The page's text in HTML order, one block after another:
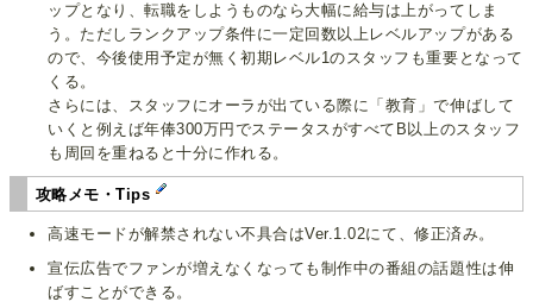
ップとなり、転職をしようものなら大幅に給与は上がってしま
う。ただしランクアップ条件に一定回数以上レベルアップがある
ので、今後使用予定が無く初期レベル1のスタッフも重要となって
くる。
さらには、スタッフにオーラが出ている際に「教育」で伸ばして
いくと例えば年俸300万円でステータスがすべてB以上のスタッフ
も周回を重ねると十分に作れる。
攻略メモ・Tips
高速モードが解禁されない不具合はVer.1.02にて、修正済み。
宣伝広告でファンが増えなくなっても制作中の番組の話題性は伸
ばすことができる。